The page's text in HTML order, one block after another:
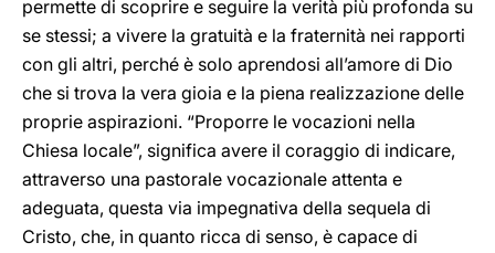
permette di scoprire e seguire la verità più profonda su
se stessi; a vivere la gratuità e la fraternità nei rapporti
con gli altri, perché è solo aprendosi all’amore di Dio
che si trova la vera gioia e la piena realizzazione delle
proprie aspirazioni. “Proporre le vocazioni nella
Chiesa locale”, significa avere il coraggio di indicare,
attraverso una pastorale vocazionale attenta e
adeguata, questa via impegnativa della sequela di
Cristo, che, in quanto ricca di senso, è capace di